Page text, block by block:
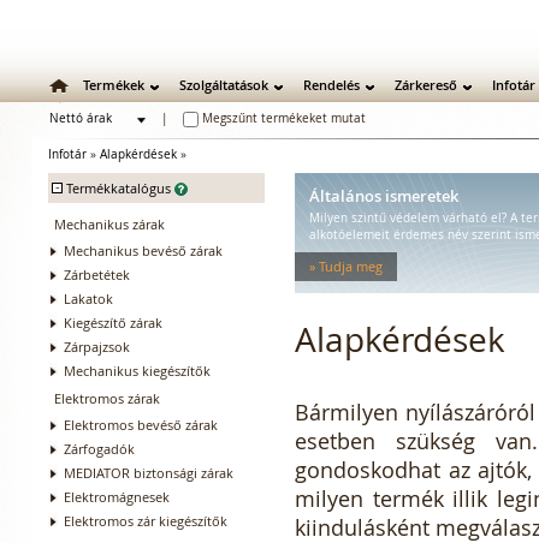
Termékek Szolgáltatások Rendelés Zárkereső Infotár
Nettó árak
Megszűnt termékeket mutat
Infotár » Alapkérdések »
- Termékkatalógus
Mechanikus zárak
Mechanikus bevéső zárak
Zárbetétek
Lakatok
Kiegészítő zárak
Zárpajzsok
Mechanikus kiegészítők
Elektromos zárak
Elektromos bevéső zárak
Zárfogadók
MEDIATOR biztonsági zárak
Elektromágnesek
Elektromos zár kiegészítők
Általános ismeretek
Milyen szintű védelem várható el? A
alkotóelemeit érdemes név szerint
» Tudja meg
Alapkérdések
Bármilyen
esetben szükség
gondoskodhat az
milyen termék illik
kiindulásként